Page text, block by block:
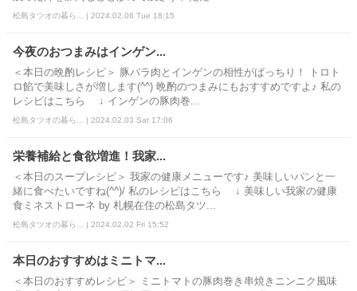
松島タツオの暮ら... | 2024.02.06 Tue 18:15
今夜のおつまみはインゲン...
＜本日の晩酌レシピ＞ 豚バラ肉とインゲンの相性がばっちり！ トロト
ロ餡で美味しさが増します(^^) 晩酌のつまみにもおすすめですよ♪ 私の
レシピはこちら ↓ インゲンの豚肉巻...
松島タツオの暮ら... | 2024.02.03 Sat 17:06
栄養補給と食欲増進！我家...
＜本日のスープレシピ＞ 我家の健康メニューです♪ 美味しいパンと一
緒に食べたいですね(^^)/ 私のレシピはこちら ↓ 美味しい我家の健康
食ミネストローネ by 札幌在住の松島タツ...
松島タツオの暮ら... | 2024.02.02 Fri 15:52
本日のおすすめはミニトマ...
＜本日のおすすめレシピ＞ ミニトマトの豚肉巻き串焼きニンニク風味